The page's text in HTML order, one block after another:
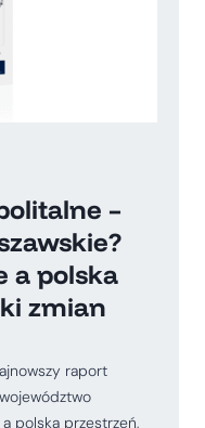
–
a polska
zmian
raport
polska przestrzeń,